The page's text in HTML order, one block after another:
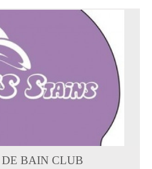
BAIN CLUB